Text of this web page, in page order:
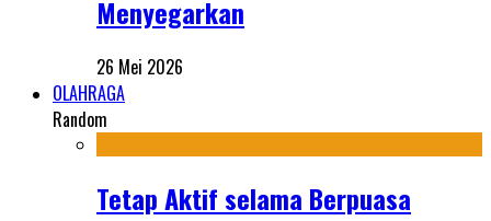
Menyegarkan
26 Mei 2026
OLAHRAGA
Random
Tetap Aktif selama Berpuasa